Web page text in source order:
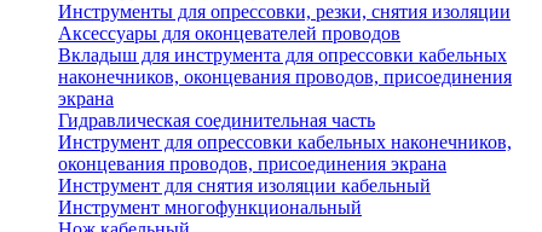
Инструменты для опрессовки, резки, снятия изоляции
Аксессуары для оконцевателей проводов
Вкладыш для инструмента для опрессовки кабельных
наконечников, оконцевания проводов, присоединения
экрана
Гидравлическая соединительная часть
Инструмент для опрессовки кабельных наконечников,
оконцевания проводов, присоединения экрана
Инструмент для снятия изоляции кабельный
Инструмент многофункциональный